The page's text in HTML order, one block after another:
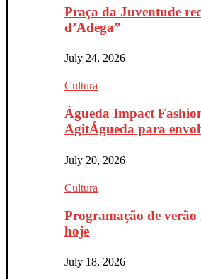
Praça da Juventude
d’Adega”
July 24, 2026
Cultura
Águeda Impact
AgitÁgueda para
July 20, 2026
Cultura
Programação de
hoje
July 18, 2026